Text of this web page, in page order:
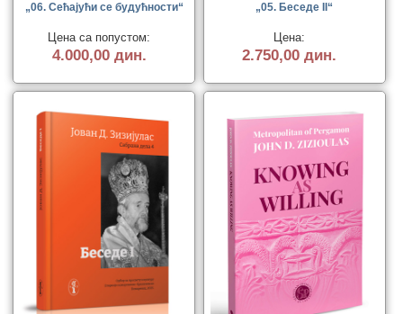
„06. Сећајући се будућности“
Цена са попустом:
4.000,00 дин.
„05. Беседе II“
Цена:
2.750,00 дин.